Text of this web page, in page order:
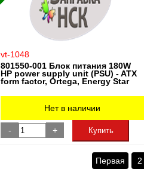
vt-1048
801550-001 Блок питания 180W
HP power supply unit (PSU) - ATX
form factor, Ortega, Energy Star
Нет в наличии
- + Купить
Первая 2